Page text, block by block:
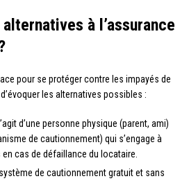
à l’assurance
pour se protéger contre les impayés de
les alternatives possibles :
d’une personne physique (parent, ami)
de cautionnement) qui s’engage à
cas de défaillance du locataire.
de cautionnement gratuit et sans